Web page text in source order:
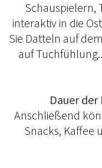
Schauspielern,
interaktiv in die
Sie Datteln auf
auf
Dauer der
Anschließend
Snacks, Kaffee